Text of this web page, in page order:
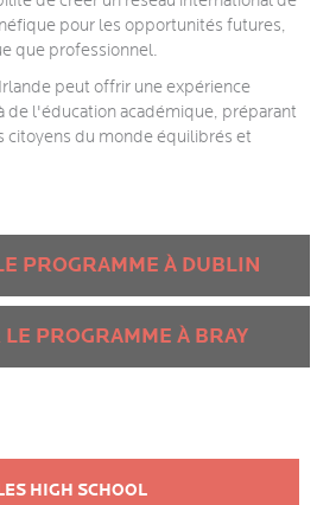
pour les opportunités futures,
que professionnel.
peut offrir une expérience
de l'éducation académique, préparant
citoyens du monde équilibrés et
PROGRAMME À DUBLIN
PROGRAMME À BRAY
HIGH SCHOOL